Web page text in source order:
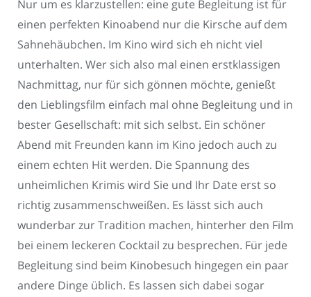
Nur um es klarzustellen: eine gute Begleitung ist für
einen perfekten Kinoabend nur die Kirsche auf dem
Sahnehäubchen. Im Kino wird sich eh nicht viel
unterhalten. Wer sich also mal einen erstklassigen
Nachmittag, nur für sich gönnen möchte, genießt
den Lieblingsfilm einfach mal ohne Begleitung und in
bester Gesellschaft: mit sich selbst. Ein schöner
Abend mit Freunden kann im Kino jedoch auch zu
einem echten Hit werden. Die Spannung des
unheimlichen Krimis wird Sie und Ihr Date erst so
richtig zusammenschweißen. Es lässt sich auch
wunderbar zur Tradition machen, hinterher den Film
bei einem leckeren Cocktail zu besprechen. Für jede
Begleitung sind beim Kinobesuch hingegen ein paar
andere Dinge üblich. Es lassen sich dabei sogar